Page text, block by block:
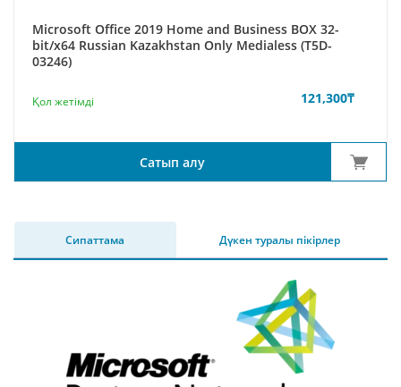
Microsoft Office 2019 Home and Business BOX 32-
bit/x64 Russian Kazakhstan Only Medialess (T5D-
03246)
Қол жетімді 121,300₸
Сатып алу
Сипаттама Дүкен туралы пікірлер